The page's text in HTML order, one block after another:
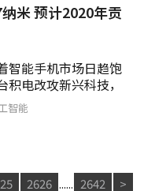
米 预计2020年贡
智能手机市场日趋饱
电改攻新兴科技，
）芯片与高效能运算
。
智能
2626 ...... 2642 >